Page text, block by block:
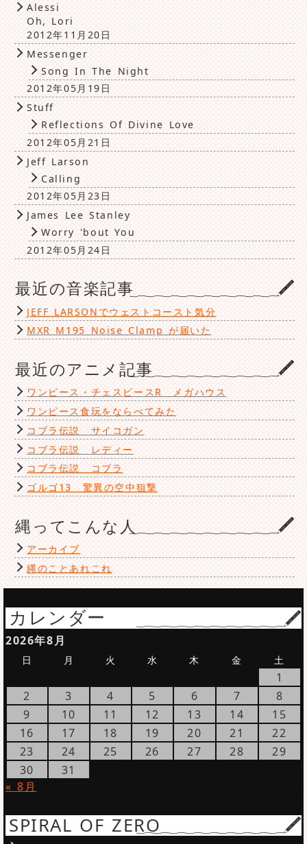
Alessi
Oh, Lori
2012年11月20日
Messenger
Song In The Night
2012年05月19日
Stuff
Reflections Of Divine Love
2012年05月21日
Jeff Larson
Calling
2012年05月23日
James Lee Stanley
Worry 'bout You
2012年05月24日
最近の音楽記事
JEFF LARSONでウェストコースト気分
MXR M195 Noise Clamp が届いた
最近のアニメ記事
ワンピース・チェスピースR メガハウス
ワンピース食玩をならべてみた
コブラ伝説 サイコガン
コブラ伝説 レディー
コブラ伝説 コブラ
ゴルゴ13 驚異の空中狙撃
縄ってこんな人
アーカイブ
縄のことあれこれ
カレンダー
2026年8月
日 月 火 水 木 金 土
1
2
3 4 5 6 7
8
9
10 11 12 13 14
15
16
17 18 19 20 21
22
23
24 25 26 27 28
29
30
31
« 8月
SPIRAL OF ZERO